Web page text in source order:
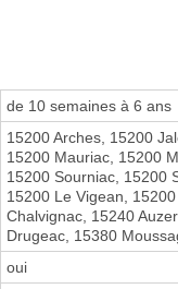
de 10 semaines à 6 ans
15200 Arches, 15200
15200 Mauriac, 15200
15200 Sourniac, 15200
15200 Le Vigean, 15200
Chalvignac, 15240
Drugeac, 15380
oui